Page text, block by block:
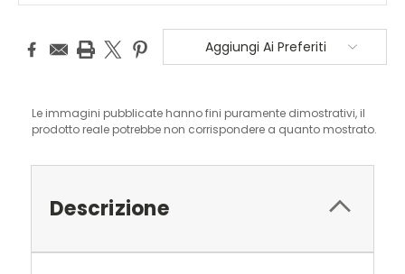
Aggiungi Ai Preferiti
Le immagini pubblicate hanno fini puramente dimostrativi, il
prodotto reale potrebbe non corrispondere a quanto mostrato.
Descrizione